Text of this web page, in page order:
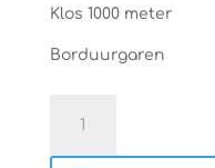
€6,60.
Klos 1000 meter
Borduurgaren
rayon
1370